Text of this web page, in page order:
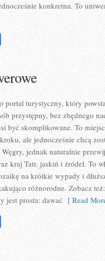
konkretna. To
portal turystyczny, który
przystępny, bez zbędnego
być skomplikowane. To
ale jednocześnie chcą
jednak naturalnie
kraj Tatr, jaskiń i źródeł. To
na krótkie wypady i
różnorodne. Zobacz
jest prosta: dawać [ Read